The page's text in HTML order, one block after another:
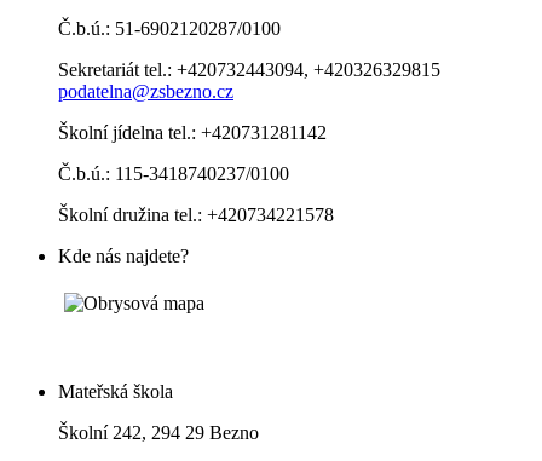
Č.b.ú.: 51-6902120287/0100
Sekretariát tel.: +420732443094, +420326329815
podatelna@zsbezno.cz
Školní jídelna tel.: +420731281142
Č.b.ú.: 115-3418740237/0100
Školní družina tel.: +420734221578
Kde nás najdete?
Mateřská škola
Školní 242, 294 29 Bezno